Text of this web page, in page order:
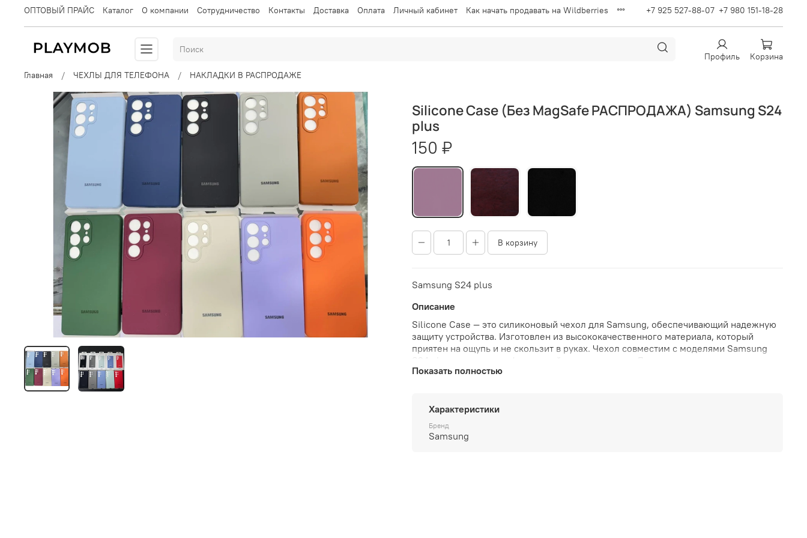
ОПТОВЫЙ ПРАЙС Каталог О компании Сотрудничество Контакты Доставка Оплата Личный кабинет Как начать продавать на Wildberries +7 925 527-88-07 +7 980 151-18-28
Профиль
Корзина
Главная
ЧЕХЛЫ ДЛЯ ТЕЛЕФОНА НАКЛАДКИ В РАСПРОДАЖЕ
Silicone Case (Без MagSafe РАСПРОДАЖА) Samsung S24
plus
150 ₽
В корзину
Samsung S24 plus
Описание
Silicone Case — это силиконовый чехол для Samsung, обеспечивающий надежную
защиту устройства. Изготовлен из высококачественного материала, который
приятен на ощупь и не скользит в руках. Чехол совместим с моделями Samsung
S24 plus и доступен в фирменной палитре цветов. Легко снимается и моется, не
выглядит громоздким.
Показать полностью
Характеристики
Бренд
Samsung